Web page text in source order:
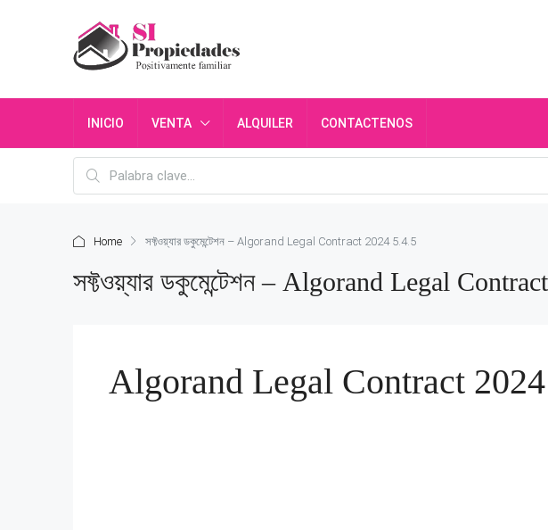
INICIO VENTA ALQUILER CONTACTENOS
Home সফ্টওয়্যার ডকুমেন্টেশন – Algorand Legal Contract 2024 5.4.5
সফ্টওয়্যার ডকুমেন্টেশন – Algorand Legal
Algorand Legal Contract